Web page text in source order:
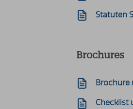
Statuten
Brochures
Brochure
Checklist